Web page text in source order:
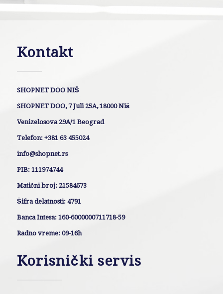
Kontakt
SHOPNET DOO NIŠ
SHOPNET DOO, 7 Juli 25A, 18000 Niš
Venizelosova 29A/1 Beograd
Telefon: +381 63 455024
info@shopnet.rs
PIB: 111974744
Matični broj: 21584673
Šifra delatnosti: 4791
Banca Intesa: 160-6000000711718-59
Radno vreme: 09-16h
Korisnički servis